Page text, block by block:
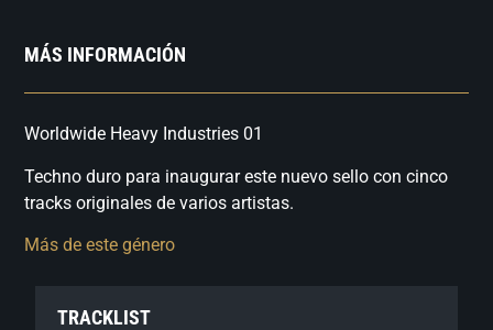
MÁS INFORMACIÓN
Worldwide Heavy Industries 01
Techno duro para inaugurar este nuevo sello con cinco
tracks originales de varios artistas.
Más de este género
TRACKLIST